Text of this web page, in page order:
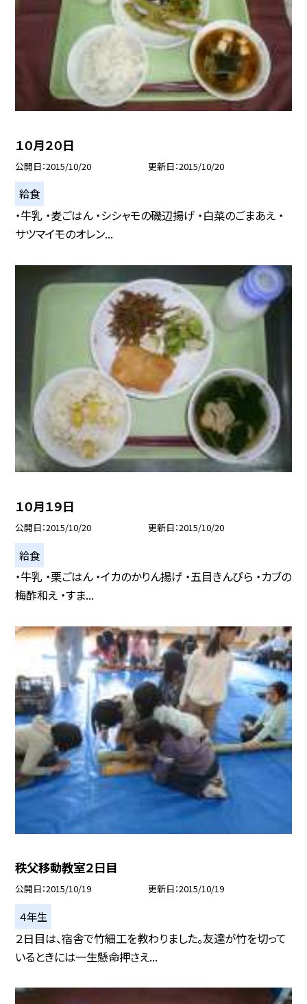
１０月２０日
公開日 2015/10/20 更新日 2015/10/20
給食
・牛乳 ・麦ごはん ・シシャモの磯辺揚げ ・白菜のごまあえ ・
サツマイモのオレン...
１０月１９日
公開日 2015/10/20 更新日 2015/10/20
給食
・牛乳 ・栗ごはん ・イカのかりん揚げ ・五目きんぴら ・カブの
梅酢和え ・すま...
秩父移動教室２日目
公開日 2015/10/19 更新日 2015/10/19
４年生
２日目は、宿舎で竹細工を教わりました。友達が竹を切って
いるときには一生懸命押さえ...